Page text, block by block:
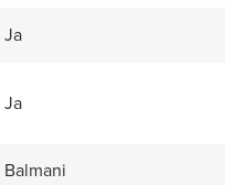
Ja
Ja
Balmani